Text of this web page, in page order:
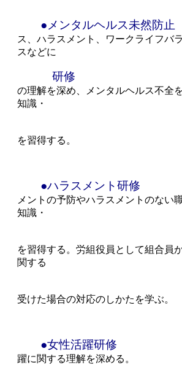
●メンタルヘルス未然防止
ス、ハラスメント、ワークライフバ
スなどに
研修
の理解を深め、メンタルヘルス不全
知識・
を習得する。
●ハラスメント研修
メントの予防やハラスメントのない
知識・
を習得する。労組役員として組合員
関する
受けた場合の対応のしかたを学ぶ。
●女性活躍研修
躍に関する理解を深める。